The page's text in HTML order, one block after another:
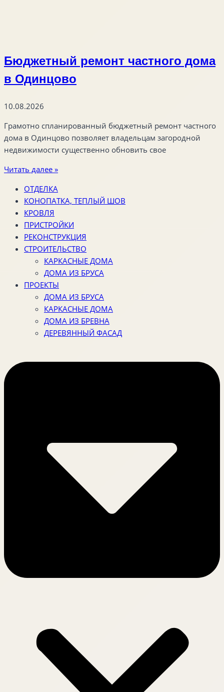
Бюджетный ремонт частного дома
в Одинцово
10.08.2026
Грамотно спланированный бюджетный ремонт частного
дома в Одинцово позволяет владельцам загородной
недвижимости существенно обновить свое
Читать далее »
ОТДЕЛКА
КОНОПАТКА, ТЕПЛЫЙ ШОВ
КРОВЛЯ
ПРИСТРОЙКИ
РЕКОНСТРУКЦИЯ
СТРОИТЕЛЬСТВО
КАРКАСНЫЕ ДОМА
ДОМА ИЗ БРУСА
ПРОЕКТЫ
ДОМА ИЗ БРУСА
КАРКАСНЫЕ ДОМА
ДОМА ИЗ БРЕВНА
ДЕРЕВЯННЫЙ ФАСАД